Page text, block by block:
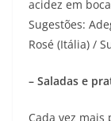
acidez em
Sugestões:
Rosé (Itália) /
– Saladas e
Cada vez mais